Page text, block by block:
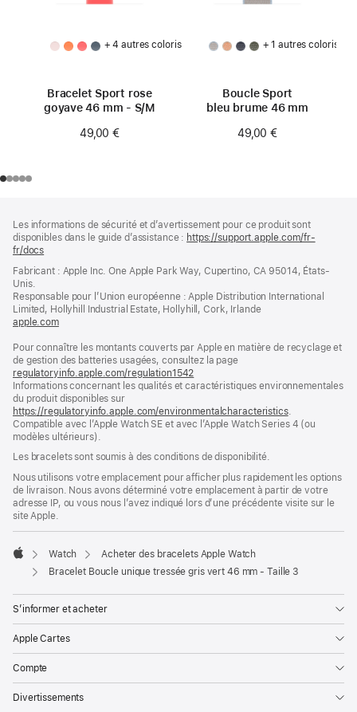
+ 4 autres coloris
Bracelet Sport rose
goyave 46 mm - S/M
49,00 €
+ 1 autres coloris
Boucle Sport
bleu brume 46 mm
49,00 €
de
page
de
bas
page
Les informations de sécurité et d’avertissement pour ce produit sont
disponibles dans le guide d’assistance : https://support.apple.com/fr-
fr/docs
une
fenêtre)
Fabricant : Apple Inc. One Apple Park Way, Cupertino, CA 95014, États-
Unis.
Responsable pour l’Union européenne : Apple Distribution International
Limited, Hollyhill Industrial Estate, Hollyhill, Cork, Irlande
apple.com(s’ouvre
une
nouvelle
fenêtre)
Pour connaître les montants couverts par Apple en matière de recyclage et
de gestion des batteries usagées, consultez la page
regulatoryinfo.apple.com/regulation1542
dans
nouvelle
fenêtre)
Informations concernant les qualités et caractéristiques environnementales
du produit disponibles sur
https://regulatoryinfo.apple.com/environmentalcharacteristics.
Compatible avec l’Apple Watch SE et avec l’Apple Watch Series 4 (ou
modèles ultérieurs).
Les bracelets sont soumis à des conditions de disponibilité.
Nous utilisons votre emplacement pour afficher plus rapidement les options
de livraison. Nous avons déterminé votre emplacement à partir de votre
adresse IP, ou vous nous l’avez indiqué lors d’une précédente visite sur le
site Apple.
Apple
Watch
Acheter des bracelets Apple Watch
Bracelet Boucle unique tressée gris vert 46 mm - Taille 3
S’informer et acheter
Apple Cartes
Compte
Divertissements